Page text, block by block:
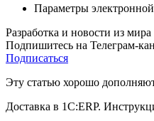
Параметры
Разработка и новости из
Подпишитесь на Телеграм-
Подписаться
Эту статью хорошо
Доставка в 1С:ERP.